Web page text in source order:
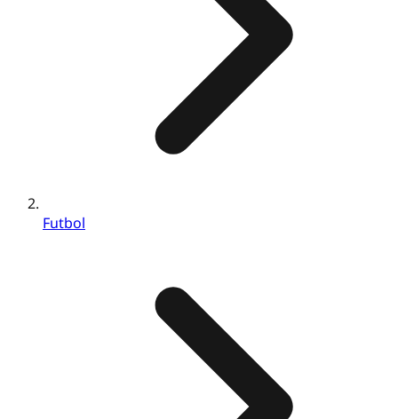
Futbol